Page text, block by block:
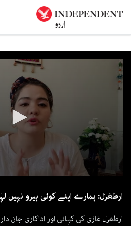
ارطغرل: ہمارے اپنے کوئی ہیرو نہیں
ارطغرل غازی کی کہانی اور اداکاری جان